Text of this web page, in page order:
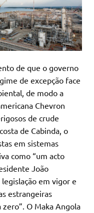
de que o governo
de excepção face
de modo a
Chevron
de crude
de Cabinda, o
em sistemas
como “um acto
João
em vigor e
estrangeiras
O Maka Angola